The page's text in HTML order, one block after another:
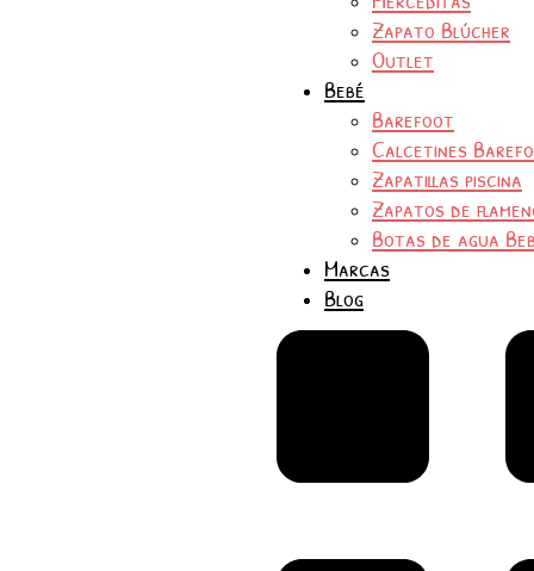
Zapato Blúcher
Outlet
Bebé
Barefoot
Calcetines
Zapatillas piscina
Zapatos de
Botas de agua
Marcas
Blog